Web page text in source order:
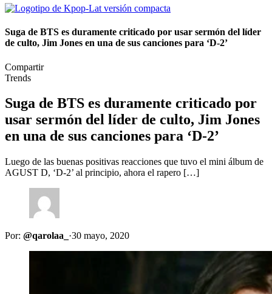
Suga de BTS es duramente criticado por usar sermón del líder
de culto, Jim Jones en una de sus canciones para ‘D-2’
Compartir
Trends
Suga de BTS es duramente criticado por
usar sermón del líder de culto, Jim Jones
en una de sus canciones para ‘D-2’
Luego de las buenas positivas reacciones que tuvo el mini álbum de
AGUST D, ‘D-2’ al principio, ahora el rapero […]
Por: @qarolaa_ ·30 mayo, 2020